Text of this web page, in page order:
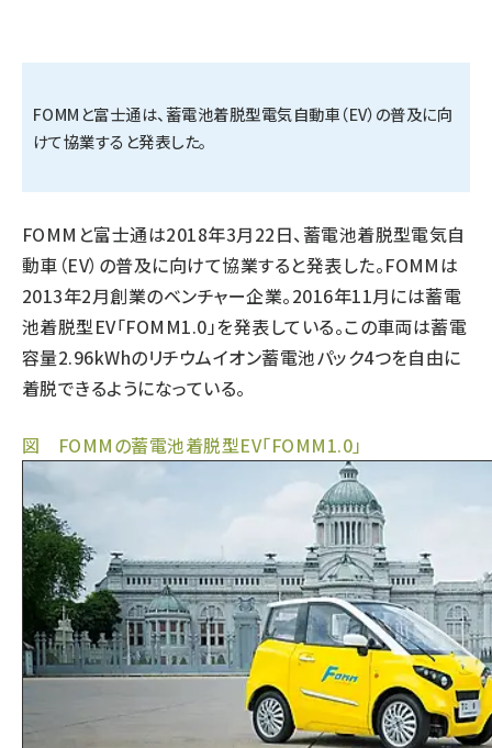
大串 (222)
aitras (185)
タンデム (149)
FOMMと富士通は、蓄電池着脱型電気自動車（EV）の普及に向
けて協業すると発表した。
FOMMと富士通は2018年3月22日、蓄電池着脱型電気自
動車（EV）の普及に向けて協業すると発表した。FOMMは
2013年2月創業のベンチャー企業。2016年11月には蓄電
池着脱型EV「FOMM1.0」を発表している。この車両は蓄電
容量2.96kWhのリチウムイオン蓄電池パック4つを自由に
着脱できるようになっている。
図 FOMMの蓄電池着脱型EV「FOMM1.0」